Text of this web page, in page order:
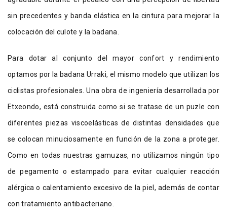
sin precedentes y banda elástica en la cintura para mejorar la
colocación del culote y la badana.
Para dotar al conjunto del mayor confort y rendimiento
optamos por la badana Urraki, el mismo modelo que utilizan los
ciclistas profesionales. Una obra de ingeniería desarrollada por
Etxeondo, está construida como si se tratase de un puzle con
diferentes piezas viscoelásticas de distintas densidades que
se colocan minuciosamente en función de la zona a proteger.
Como en todas nuestras gamuzas, no utilizamos ningún tipo
de pegamento o estampado para evitar cualquier reacción
alérgica o calentamiento excesivo de la piel, además de contar
con tratamiento antibacteriano.